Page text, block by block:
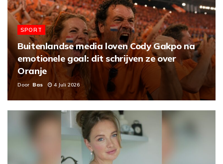
SPORT
Buitenlandse media loven Cody Gakpo na
emotionele goal: dit schrijven ze over
Oranje
Door Bas 4 Juli 2026